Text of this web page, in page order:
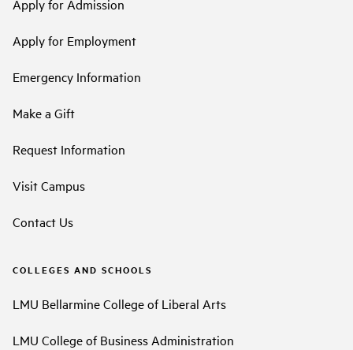
Apply for Admission
Apply for Employment
Emergency Information
Make a Gift
Request Information
Visit Campus
Contact Us
COLLEGES AND SCHOOLS
LMU Bellarmine College of Liberal Arts
LMU College of Business Administration